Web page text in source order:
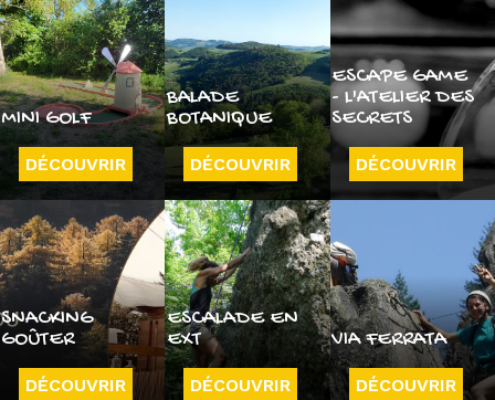
MINI GOLF
DÉCOUVRIR
BALADE
BOTANIQUE
DÉCOUVRIR
ESCAPE GAME
- L'ATELIER DES
SECRETS
DÉCOUVRIR
SNACKING
GOÛTER
DÉCOUVRIR
ESCALADE EN
EXT
DÉCOUVRIR
VIA FERRATA
DÉCOUVRIR